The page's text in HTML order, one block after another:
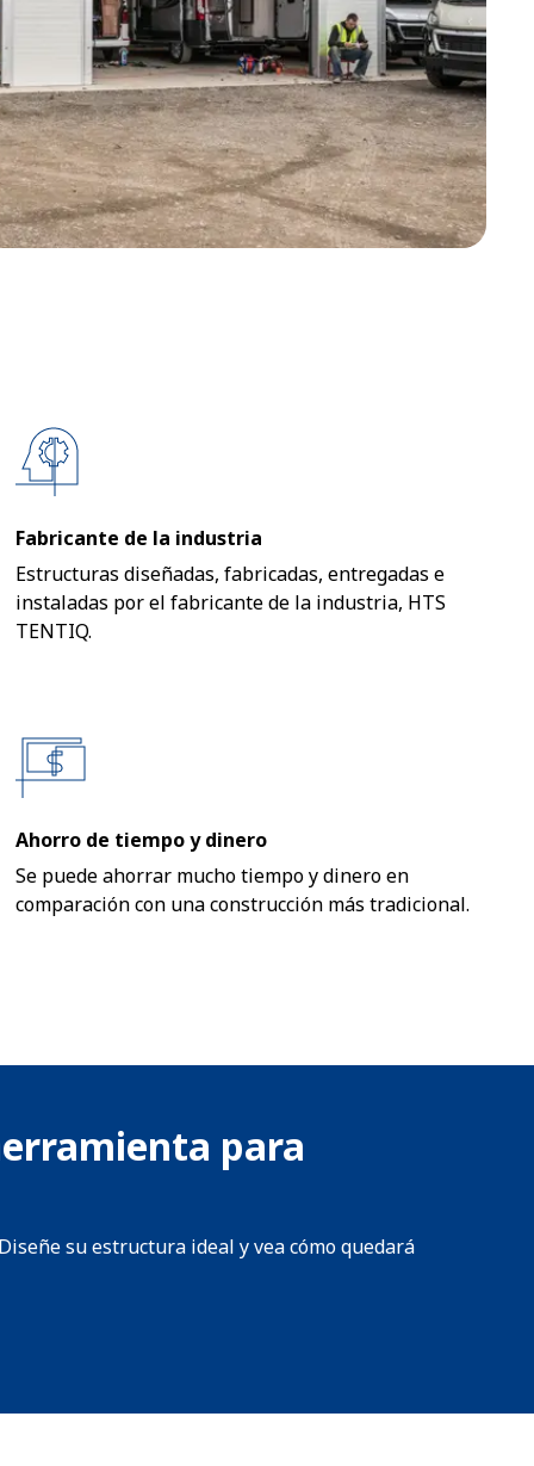
Fabricante de la industria
Estructuras diseñadas, fabricadas, entregadas e
instaladas por el fabricante de la industria, HTS
TENTIQ.
Ahorro de tiempo y dinero
Se puede ahorrar mucho tiempo y dinero en
comparación con una construcción más tradicional.
para
su estructura ideal y vea cómo quedará